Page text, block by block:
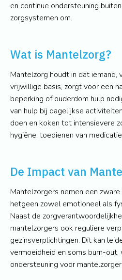
en continue ondersteuning
zorgsystemen om.
Wat is Mantelzorg?
Mantelzorg houdt in dat iemand,
vrijwillige basis, zorgt voor een
beperking of ouderdom hulp
van hulp bij dagelijkse
doen en koken tot intensievere
hygiëne, toedienen van
De Impact van
Mantelzorgers nemen een
hetgeen zowel emotioneel als
Naast de
mantelzorgers ook reguliere
gezinsverplichtingen. Dit kan
vermoeidheid en soms burn-
ondersteuning voor